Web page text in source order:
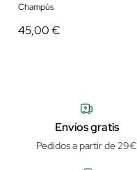
Champús
45,00 €
Envíos gratis
Pedidos a partir de 29€